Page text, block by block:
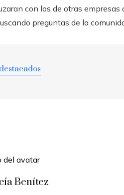
con los de otras empresas
preguntas de la
Benítez